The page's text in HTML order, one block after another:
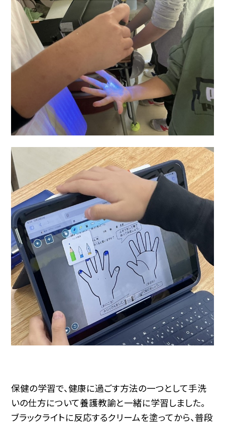
保健の学習で、健康に過ごす方法の一つとして手洗
いの仕方について養護教諭と一緒に学習しました。
ブラックライトに反応するクリームを塗ってから、普段